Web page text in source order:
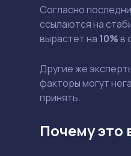
Согласно
ссылаются на
вырастет на 10%в
Другие же
факторы могут
принять.
Почему это